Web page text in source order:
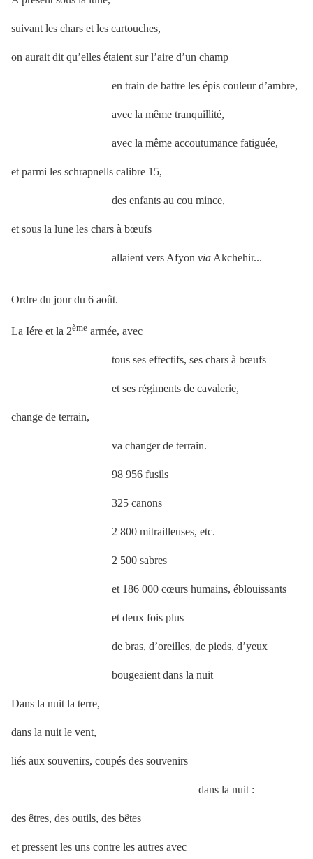
suivant les chars et les cartouches,
on aurait dit qu’elles étaient sur l’aire d’un champ
en train de battre les épis couleur d’ambre,
avec la même tranquillité,
avec la même accoutumance fatiguée,
et parmi les schrapnells calibre 15,
des enfants au cou mince,
et sous la lune les chars à bœufs
allaient vers Afyon via Akchehir...
Ordre du jour du 6 août.
La Iére et la 2ème armée, avec
tous ses effectifs, ses chars à bœufs
et ses régiments de cavalerie,
change de terrain,
va changer de terrain.
98 956 fusils
325 canons
2 800 mitrailleuses, etc.
2 500 sabres
et 186 000 cœurs humains, éblouissants
et deux fois plus
de bras, d’oreilles, de pieds, d’yeux
bougeaient dans la nuit
Dans la nuit la terre,
dans la nuit le vent,
liés aux souvenirs, coupés des souvenirs
dans la nuit :
des êtres, des outils, des bêtes
et pressent les uns contre les autres avec